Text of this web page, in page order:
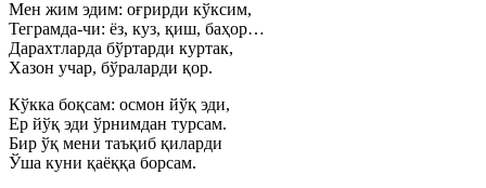
Мен жим эдим: оғрирди кўксим,
Теграмда-чи: ёз, куз, қиш, баҳор…
Дарахтларда бўртарди куртак,
Хазон учар, бўраларди қор.
Кўкка боқсам: осмон йўқ эди,
Ер йўқ эди ўрнимдан турсам.
Бир ўқ мени таъқиб қиларди
Ўша куни қаёққа борсам.